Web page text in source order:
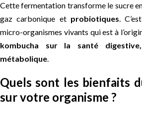
Cette fermentation transforme le sucre
gaz carbonique et probiotiques.
micro-organismes vivants qui est à
kombucha sur la santé
métabolique.
Quels sont les bienfaits
sur votre organisme ?